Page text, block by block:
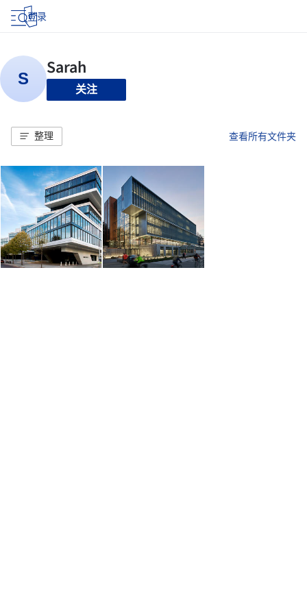
登录
关注
整理 查看所有文件夹